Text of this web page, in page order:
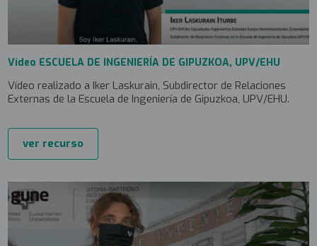
Vídeo ESCUELA DE INGENIERÍA DE GIPUZKOA, UPV/EHU
Vídeo realizado a Iker Laskurain, Subdirector de Relaciones
Externas de la Escuela de Ingeniería de Gipuzkoa, UPV/EHU.
ver recurso